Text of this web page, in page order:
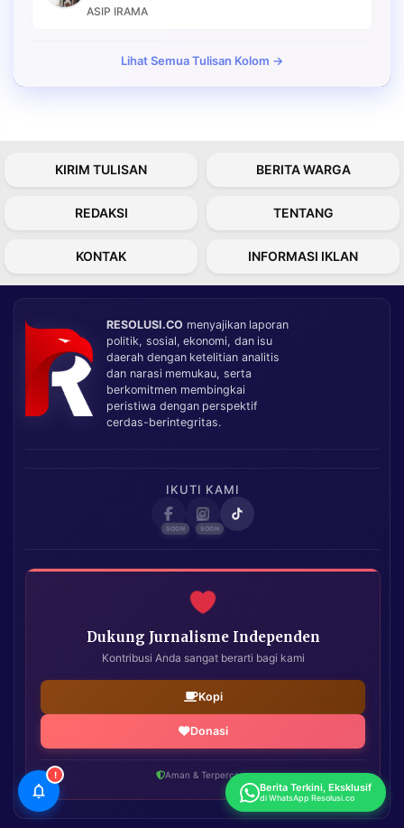
ASIP IRAMA
Lihat Semua Tulisan Kolom →
KIRIM TULISAN BERITA WARGA
REDAKSI TENTANG
KONTAK INFORMASI IKLAN
RESOLUSI.CO menyajikan laporan
politik, sosial, ekonomi, dan isu
daerah dengan ketelitian analitis
dan narasi memukau, serta
berkomitmen membingkai
peristiwa dengan perspektif
cerdas-berintegritas.
IKUTI KAMI
Dukung Jurnalisme Independen
Kontribusi Anda sangat berarti bagi kami
Kopi
Donasi
Aman & Terpercaya
!
Berita Terkini, Eksklusif
di WhatsApp Resolusi.co